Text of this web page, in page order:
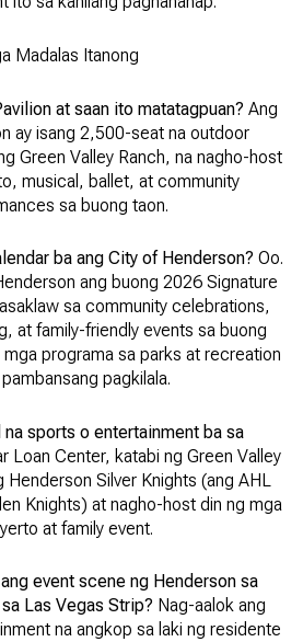
Madalas Itanong
at saan ito matatagpuan? Ang
ay isang 2,500-seat na outdoor
Green Valley Ranch, na nagho-host
musical, ballet, at community
sa buong taon.
ba ang City of Henderson? Oo.
ang buong 2026 Signature
sa community celebrations,
at family-friendly events sa buong
programa sa parks at recreation
pagkilala.
na sports o entertainment ba sa
Loan Center, katabi ng Green Valley
Henderson Silver Knights (ang AHL
Knights) at nagho-host din ng mga
at family event.
event scene ng Henderson sa
Las Vegas Strip? Nag-aalok ang
na angkop sa laki ng residente